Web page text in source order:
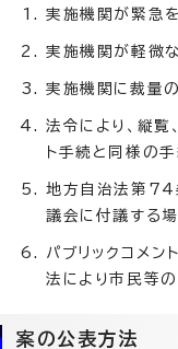
実施機関が緊急
実施機関が軽微
実施機関に裁量
法令により、縦覧
ト手続と同様の
地方自治法第74
議会に付議する
パブリックコメ
法により市民等
案の公表方法